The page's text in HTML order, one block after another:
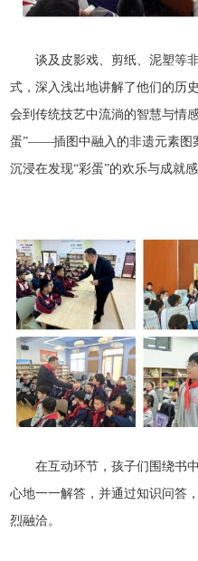
谈及皮影戏、剪纸、泥塑等
式，深入浅出地讲解了他们的历
会到传统技艺中流淌的智慧与情
蛋”——插图中融入的非遗元素图
沉浸在发现“彩蛋”的欢乐与成就感
在互动环节，孩子们围绕书
心地一一解答，并通过知识问答
烈融洽。